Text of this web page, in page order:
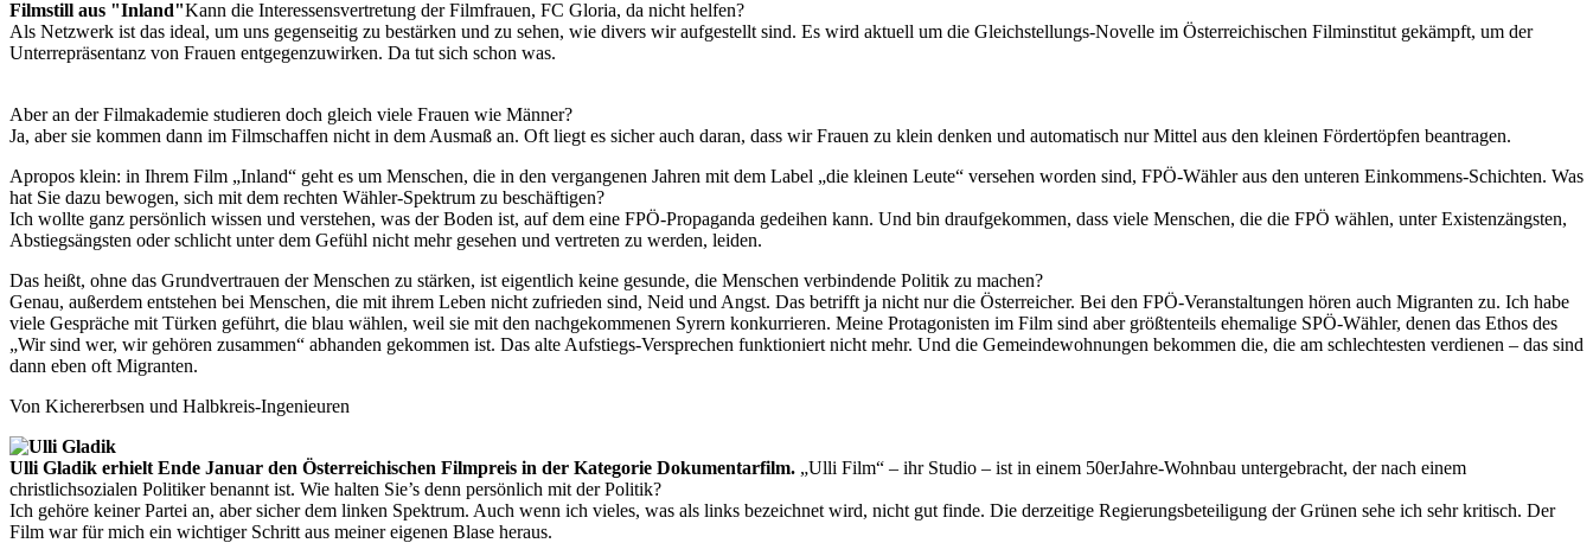
Filmstill aus "Inland"Kann die Interessensvertretung der Filmfrauen, FC Gloria, da nicht helfen?
Als Netzwerk ist das ideal, um uns gegenseitig zu bestärken und zu sehen, wie divers wir aufgestellt sind. Es wird aktuell um die Gleichstellungs-Novelle im Österreichischen Filminstitut gekämpft, um der
Unterrepräsentanz von Frauen entgegenzuwirken. Da tut sich schon was.
Aber an der Filmakademie studieren doch gleich viele Frauen wie Männer?
Ja, aber sie kommen dann im Filmschaffen nicht in dem Ausmaß an. Oft liegt es sicher auch daran, dass wir Frauen zu klein denken und automatisch nur Mittel aus den kleinen Fördertöpfen beantragen.
Apropos klein: in Ihrem Film „Inland“ geht es um Menschen, die in den vergangenen Jahren mit dem Label „die kleinen Leute“ versehen worden sind, FPÖ-Wähler aus den unteren Einkommens-Schichten. Was
hat Sie dazu bewogen, sich mit dem rechten Wähler-Spektrum zu beschäftigen?
Ich wollte ganz persönlich wissen und verstehen, was der Boden ist, auf dem eine FPÖ-Propaganda gedeihen kann. Und bin draufgekommen, dass viele Menschen, die die FPÖ wählen, unter Existenzängsten,
Abstiegsängsten oder schlicht unter dem Gefühl nicht mehr gesehen und vertreten zu werden, leiden.
Das heißt, ohne das Grundvertrauen der Menschen zu stärken, ist eigentlich keine gesunde, die Menschen verbindende Politik zu machen?
Genau, außerdem entstehen bei Menschen, die mit ihrem Leben nicht zufrieden sind, Neid und Angst. Das betrifft ja nicht nur die Österreicher. Bei den FPÖ-Veranstaltungen hören auch Migranten zu. Ich habe
viele Gespräche mit Türken geführt, die blau wählen, weil sie mit den nachgekommenen Syrern konkurrieren. Meine Protagonisten im Film sind aber größtenteils ehemalige SPÖ-Wähler, denen das Ethos des
„Wir sind wer, wir gehören zusammen“ abhanden gekommen ist. Das alte Aufstiegs-Versprechen funktioniert nicht mehr. Und die Gemeindewohnungen bekommen die, die am schlechtesten verdienen – das sind
dann eben oft Migranten.
Von Kichererbsen und Halbkreis-Ingenieuren
Ulli Gladik erhielt Ende Januar den Österreichischen Filmpreis in der Kategorie Dokumentarfilm. „Ulli Film“ – ihr Studio – ist in einem 50erJahre-Wohnbau untergebracht, der nach einem
christlichsozialen Politiker benannt ist. Wie halten Sie’s denn persönlich mit der Politik?
Ich gehöre keiner Partei an, aber sicher dem linken Spektrum. Auch wenn ich vieles, was als links bezeichnet wird, nicht gut finde. Die derzeitige Regierungsbeteiligung der Grünen sehe ich sehr kritisch. Der
Film war für mich ein wichtiger Schritt aus meiner eigenen Blase heraus.